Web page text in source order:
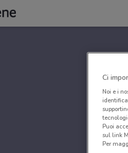
Ci
Noi e i
Puoi
sul link
Per